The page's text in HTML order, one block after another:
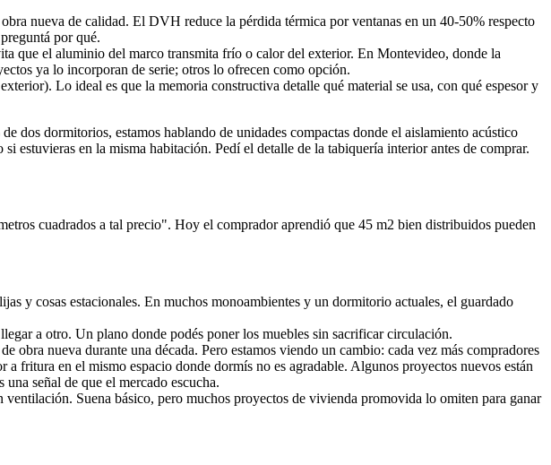
nueva de calidad. El DVH reduce la pérdida térmica por ventanas en un 40-50% respecto
por qué.
que el aluminio del marco transmita frío o calor del exterior. En Montevideo, donde la
ya lo incorporan de serie; otros lo ofrecen como opción.
Lo ideal es que la memoria constructiva detalle qué material se usa, con qué espesor y
dos dormitorios, estamos hablando de unidades compactas donde el aislamiento acústico
estuvieras en la misma habitación. Pedí el detalle de la tabiquería interior antes de comprar.
cuadrados a tal precio". Hoy el comprador aprendió que 45 m2 bien distribuidos pueden
y cosas estacionales. En muchos monoambientes y un dormitorio actuales, el guardado
a otro. Un plano donde podés poner los muebles sin sacrificar circulación.
nueva durante una década. Pero estamos viendo un cambio: cada vez más compradores
fritura en el mismo espacio donde dormís no es agradable. Algunos proyectos nuevos están
señal de que el mercado escucha.
Suena básico, pero muchos proyectos de vivienda promovida lo omiten para ganar